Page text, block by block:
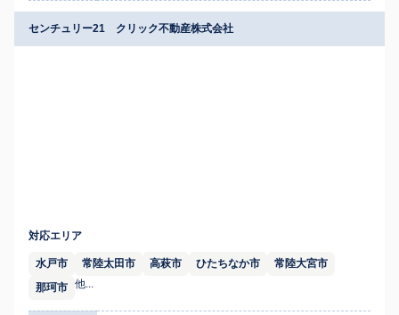
センチュリー21 クリック不動産株式会社
対応エリア
水戸市 常陸太田市 高萩市 ひたちなか市
常陸大宮市
那珂市 他...